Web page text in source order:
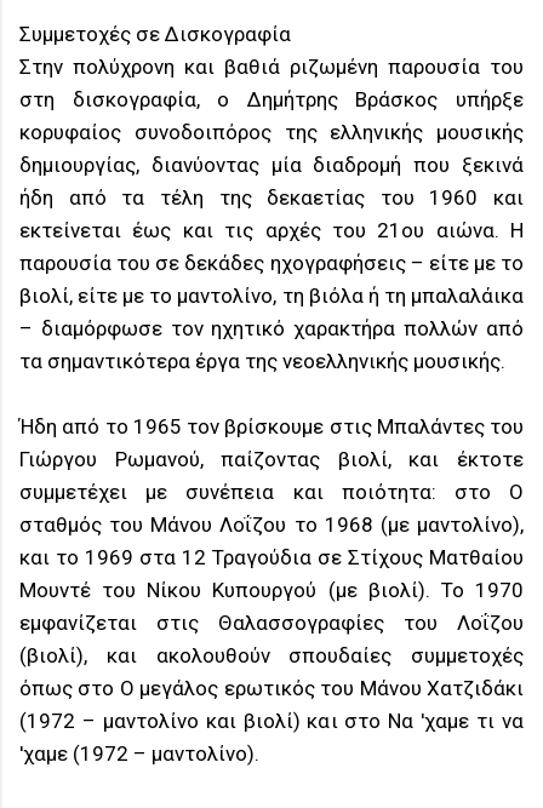
Συμμετοχές σε Δισκογραφία
Στην πολύχρονη και βαθιά ριζωμένη παρουσία του
στη δισκογραφία, ο Δημήτρης Βράσκος υπήρξε
κορυφαίος συνοδοιπόρος της ελληνικής μουσικής
δημιουργίας, διανύοντας μία διαδρομή που ξεκινά
ήδη από τα τέλη της δεκαετίας του 1960 και
εκτείνεται έως και τις αρχές του 21ου αιώνα. Η
παρουσία του σε δεκάδες ηχογραφήσεις – είτε με το
βιολί, είτε με το μαντολίνο, τη βιόλα ή τη μπαλαλάικα
– διαμόρφωσε τον ηχητικό χαρακτήρα πολλών από
τα σημαντικότερα έργα της νεοελληνικής μουσικής.
Ήδη από το 1965 τον βρίσκουμε στις Μπαλάντες του
Γιώργου Ρωμανού, παίζοντας βιολί, και έκτοτε
συμμετέχει με συνέπεια και ποιότητα: στο Ο
σταθμός του Μάνου Λοΐζου το 1968 (με μαντολίνο),
και το 1969 στα 12 Τραγούδια σε Στίχους Ματθαίου
Μουντέ του Νίκου Κυπουργού (με βιολί). Το 1970
εμφανίζεται στις Θαλασσογραφίες του Λοΐζου
(βιολί), και ακολουθούν σπουδαίες συμμετοχές
όπως στο Ο μεγάλος ερωτικός του Μάνου Χατζιδάκι
(1972 – μαντολίνο και βιολί) και στο Να 'χαμε τι να
'χαμε (1972 – μαντολίνο).